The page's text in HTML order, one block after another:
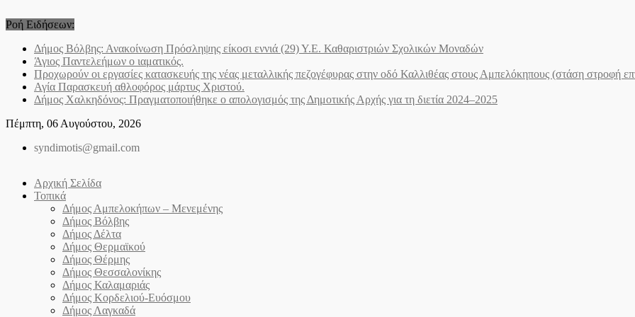
to
Ροή Ειδήσεων:
Δήμος Βόλβης: Ανακοίνωση Πρόσληψης είκοσι εννιά (29) Υ.Ε. Καθαριστριών Σχολικών Μοναδών
Άγιος Παντελεήμων o ιαματικός.
Προχωρούν οι εργασίες κατασκευής της νέας μεταλλικής πεζογέφυρας στην οδό Καλλιθέας στους Αμπελόκηπους (στάση στροφή
Αγία Παρασκευή αθλοφόρος μάρτυς Χριστού.
Δήμος Χαλκηδόνος: Πραγματοποιήθηκε ο απολογισμός της Δημοτικής Αρχής για τη διετία 2024–2025
Πέμπτη, 06 Αυγούστου, 2026
syndimotis@gmail.com
Αρχική Σελίδα
Τοπικά
Δήμος Αμπελοκήπων – Μενεμένης
Δήμος Βόλβης
Δήμος Δέλτα
Δήμος Θερμαϊκού
Δήμος Θέρμης
Δήμος Θεσσαλονίκης
Δήμος Καλαμαριάς
Δήμος Κορδελιού-Ευόσμου
Δήμος Λαγκαδά